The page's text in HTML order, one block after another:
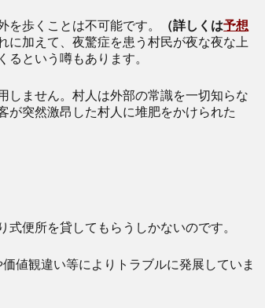
歩くことは不可能です。 （詳しくは予想
に加えて、夜驚症を患う村民が夜な夜な上
という噂もあります。
しません。村人は外部の常識を一切知らな
が突然激昂した村人に堆肥をかけられた
便所を貸してもらうしかないのです。
値観違い等によりトラブルに発展していま